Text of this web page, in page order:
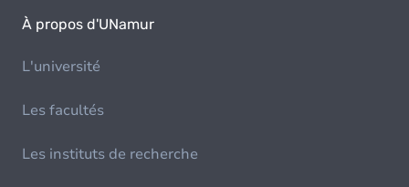
À propos d'UNamur
L'université
Les facultés
Les instituts de recherche